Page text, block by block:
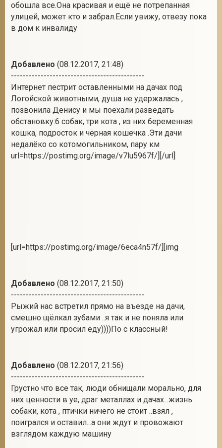
обошла все.Она красивая и ещё не потрепанная
улицей, может кто и забрал.Если увижу, отвезу пока
в дом к инвалиду
Добавлено (08.12.2017, 21:48)
---------------------------------------------
Интернет пестрит оставленными на дачах под
Логойской животными, душа не удержалась ,
позвонила Денису и мы поехали разведать
обстановку:6 собак, три кота , из них беременная
кошка, подросток и чёрная кошечка .Эти дачи
недалёко со котомогильником, пару км
url=https://postimg.org/image/v7lu5967f/] [/url]
[url=https://postimg.org/image/6eca4n57f/][img
Добавлено (08.12.2017, 21:50)
---------------------------------------------
Рыжий нас встретил прямо на въезде на дачи,
смешно щёлкал зубами ..я так и не поняла или
угрожал или просил еду))))По с классный!
Добавлено (08.12.2017, 21:56)
---------------------------------------------
Грустно что все так, люди обнищали морально, для
них ценности в уе, драг металлах и дачах...жизнь
собаки, кота , птички ничего не стоит ..взял ,
поигрался и оставил...а они ждут и провожают
взглядом каждую машину